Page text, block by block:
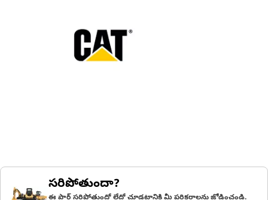
సరిపోతుందా?